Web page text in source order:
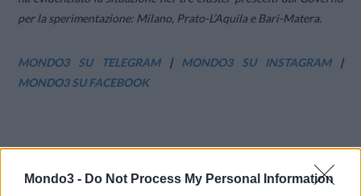
Mondo3 - Do Not Process My Personal Information
per la sperimentazione: Milano, Prato-L’Aquila e Bari-Matera.
MONDO3 SU TELEGRAM| MONDO3 SU INSTAGRAM|
MONDO3 SU FACEBOOK